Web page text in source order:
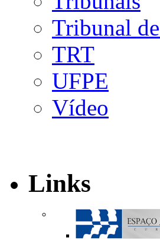
Tribunal
TRT
UFPE
Vídeo
Links